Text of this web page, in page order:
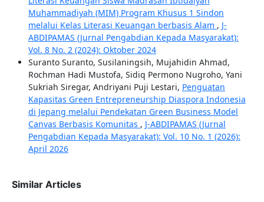
Muhammadiyah (MIM) Program Khusus 1 Sindon
melalui Kelas Literasi Keuangan berbasis Alam , J-
ABDIPAMAS (Jurnal Pengabdian Kepada Masyarakat):
Vol. 8 No. 2 (2024): Oktober 2024
Suranto Suranto, Susilaningsih, Mujahidin Ahmad,
Rochman Hadi Mustofa, Sidiq Permono Nugroho, Yani
Sukriah Siregar, Andriyani Puji Lestari, Penguatan
Kapasitas Green Entrepreneurship Diaspora Indonesia
di Jepang melalui Pendekatan Green Business Model
Canvas Berbasis Komunitas , J-ABDIPAMAS (Jurnal
Pengabdian Kepada Masyarakat): Vol. 10 No. 1 (2026):
April 2026
Similar Articles